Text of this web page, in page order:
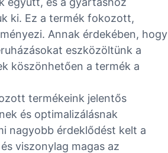
ki. Ez a termék fokozott,
Annak érdekében, hogy
eszközöltünk a
köszönhetően a termék a
termékeink jelentős
és optimalizálásnak
nagyobb érdeklődést kelt a
viszonylag magas az